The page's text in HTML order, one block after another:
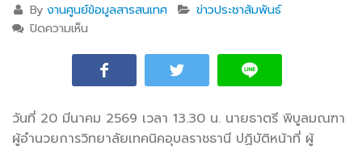
Byงานศูนย์ข้อมูลสารสนเทศ
ข่าวประชาสัมพันธ์
ปิดความเห็น
ออนไลน์ Zoom
วันที่ 20 มีนาคม 2569 เวลา 13.30 น. นายธาตรี พิบูลมณฑา
ผู้อำนวยการวิทยาลัยเทคนิคอุบลราชธานี ปฏิบัติหน้าที่ ผู้